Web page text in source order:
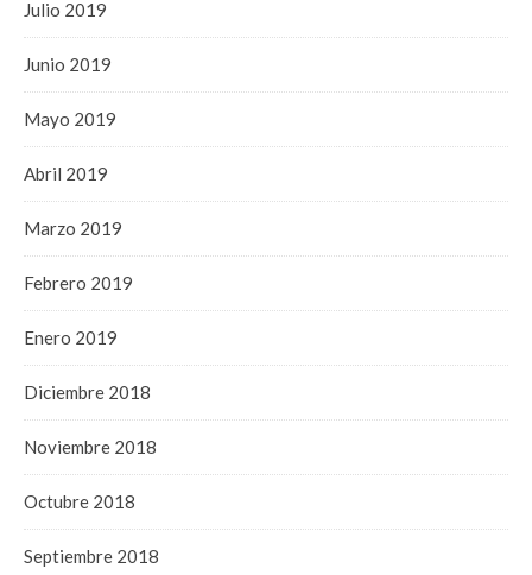
Julio 2019
Junio 2019
Mayo 2019
Abril 2019
Marzo 2019
Febrero 2019
Enero 2019
Diciembre 2018
Noviembre 2018
Octubre 2018
Septiembre 2018